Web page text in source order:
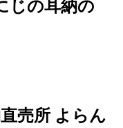
じの耳納の
直売所 よらん